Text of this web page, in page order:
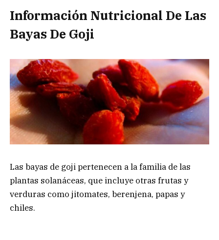
Información Nutricional De Las
Bayas De Goji
Las bayas de goji pertenecen a la familia de las
plantas solanáceas, que incluye otras frutas y
verduras como jitomates, berenjena, papas y
chiles.